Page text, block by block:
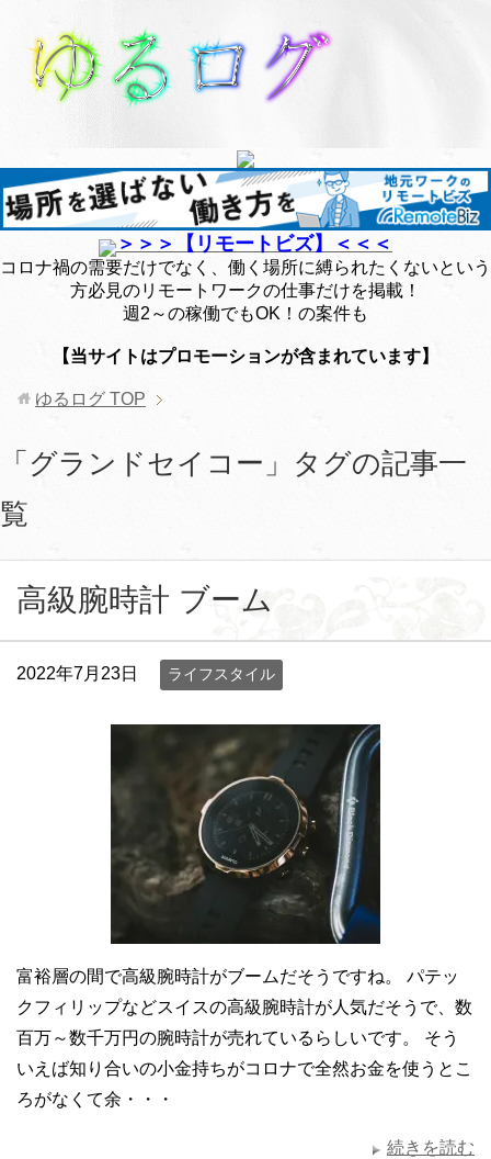
＞＞＞【リモートビズ】＜＜＜
コロナ禍の需要だけでなく、働く場所に縛られたくないという
方必見のリモートワークの仕事だけを掲載！
週2～の稼働でもOK！の案件も
【当サイトはプロモーションが含まれています】
ゆるログ TOP
「グランドセイコー」タグの記事一
覧
高級腕時計 ブーム
2022年7月23日 ライフスタイル
富裕層の間で高級腕時計がブームだそうですね。 パテッ
クフィリップなどスイスの高級腕時計が人気だそうで、数
百万～数千万円の腕時計が売れているらしいです。 そう
いえば知り合いの小金持ちがコロナで全然お金を使うとこ
ろがなくて余・・・
続きを読む